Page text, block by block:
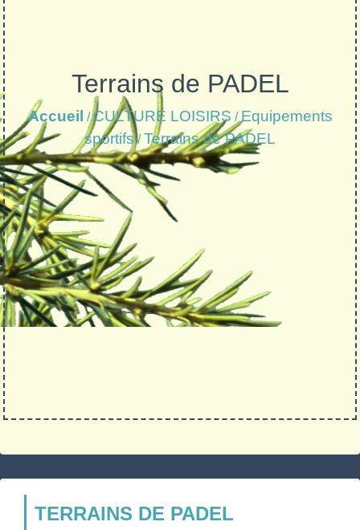
Terrains de PADEL
Accueil /CULTURE LOISIRS /Equipements
sportifs/Terrains de PADEL
TERRAINS DE PADEL